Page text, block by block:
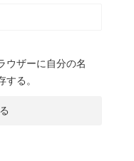
ウザーに自分の名
る。